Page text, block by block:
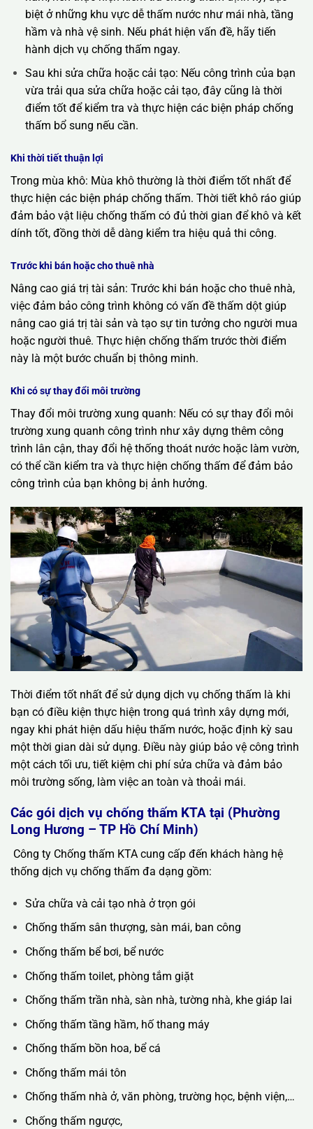
biệt ở những khu vực dễ thấm nước như mái nhà, tầng
hầm và nhà vệ sinh. Nếu phát hiện vấn đề, hãy tiến
hành dịch vụ chống thấm ngay.
Sau khi sửa chữa hoặc cải tạo: Nếu công trình của bạn
vừa trải qua sửa chữa hoặc cải tạo, đây cũng là thời
điểm tốt để kiểm tra và thực hiện các biện pháp chống
thấm bổ sung nếu cần.
Khi thời tiết thuận lợi
Trong mùa khô: Mùa khô thường là thời điểm tốt nhất để
thực hiện các biện pháp chống thấm. Thời tiết khô ráo giúp
đảm bảo vật liệu chống thấm có đủ thời gian để khô và kết
dính tốt, đồng thời dễ dàng kiểm tra hiệu quả thi công.
Trước khi bán hoặc cho thuê nhà
Nâng cao giá trị tài sản: Trước khi bán hoặc cho thuê nhà,
việc đảm bảo công trình không có vấn đề thấm dột giúp
nâng cao giá trị tài sản và tạo sự tin tưởng cho người mua
hoặc người thuê. Thực hiện chống thấm trước thời điểm
này là một bước chuẩn bị thông minh.
Khi có sự thay đổi môi trường
Thay đổi môi trường xung quanh: Nếu có sự thay đổi môi
trường xung quanh công trình như xây dựng thêm công
trình lân cận, thay đổi hệ thống thoát nước hoặc làm vườn,
có thể cần kiểm tra và thực hiện chống thấm để đảm bảo
công trình của bạn không bị ảnh hưởng.
Thời điểm tốt nhất để sử dụng dịch vụ chống thấm là khi
bạn có điều kiện thực hiện trong quá trình xây dựng mới,
ngay khi phát hiện dấu hiệu thấm nước, hoặc định kỳ sau
một thời gian dài sử dụng. Điều này giúp bảo vệ công trình
một cách tối ưu, tiết kiệm chi phí sửa chữa và đảm bảo
môi trường sống, làm việc an toàn và thoải mái.
Các gói dịch vụ chống thấm KTA tại (Phường
Long Hương – TP Hồ Chí Minh)
Công ty Chống thấm KTA cung cấp đến khách hàng hệ
thống dịch vụ chống thấm đa dạng gồm:
Sửa chữa và cải tạo nhà ở trọn gói
Chống thấm sân thượng, sàn mái, ban công
Chống thấm bể bơi, bể nước
Chống thấm toilet, phòng tắm giặt
Chống thấm trần nhà, sàn nhà, tường nhà, khe giáp lai
Chống thấm tầng hầm, hố thang máy
Chống thấm bồn hoa, bể cá
Chống thấm mái tôn
Chống thấm nhà ở, văn phòng, trường học, bệnh viện,…
Chống thấm ngược,